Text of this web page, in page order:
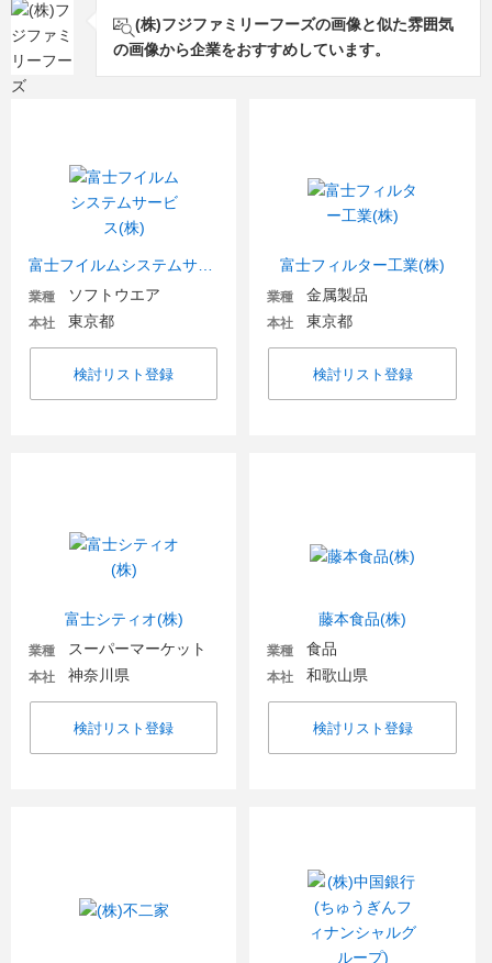
(株)フジファミリーフーズの画像と似た雰囲気
の画像から企業をおすすめしています。
業種 ソフトウエア
本社 東京都
検討リスト登録
富士フィルター工業(株)
業種 金属製品
本社 東京都
検討リスト登録
富士シティオ(株)
業種 スーパーマーケット
本社 神奈川県
検討リスト登録
藤本食品(株)
業種 食品
本社 和歌山県
検討リスト登録